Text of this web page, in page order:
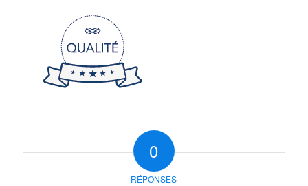
0
RÉPONSES